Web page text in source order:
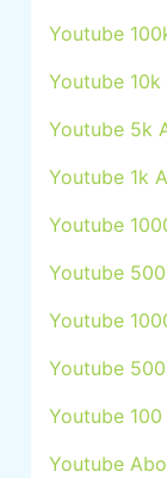
Youtube
Youtube 10k
Youtube 5k
Youtube 1k
Youtube
Youtube
Youtube
Youtube
Youtube 100
Youtube